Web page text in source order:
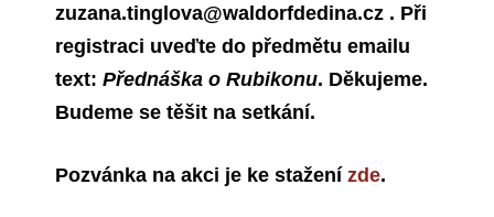
zuzana.tinglova@waldorfdedina.cz . Při
registraci uveďte do předmětu emailu
text: Přednáška o Rubikonu. Děkujeme.
Budeme se těšit na setkání.
Pozvánka na akci je ke stažení zde.